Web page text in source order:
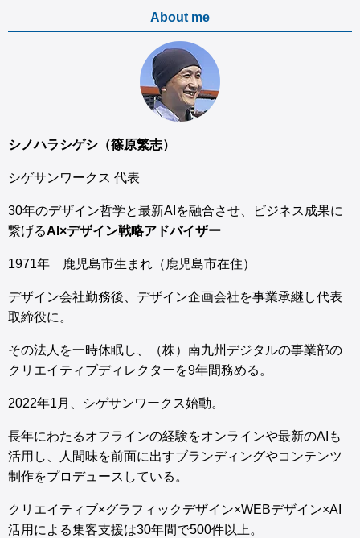
About me
シノハラシゲシ（篠原繁志）
シゲサンワークス 代表
30年のデザイン哲学と最新AIを融合させ、ビジネス成果に
繋げるAI×デザイン戦略アドバイザー
1971年 鹿児島市生まれ（鹿児島市在住）
デザイン会社勤務後、デザイン企画会社を事業承継し代表
取締役に。
その法人を一時休眠し、（株）南九州デジタルの事業部の
クリエイティブディレクターを9年間務める。
2022年1月、シゲサンワークス始動。
長年にわたるオフラインの経験をオンラインや最新のAIも
活用し、人間味を前面に出すブランディングやコンテンツ
制作をプロデュースしている。
クリエイティブ×グラフィックデザイン×WEBデザイン×AI
活用による集客支援は30年間で500件以上。